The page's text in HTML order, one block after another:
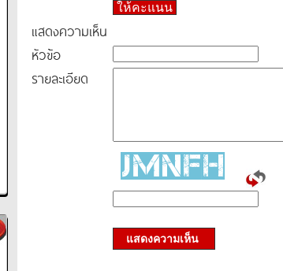
ให้คะแนน
แสดงความเห็น
หัวข้อ
รายละเอียด
แสดงความเห็น